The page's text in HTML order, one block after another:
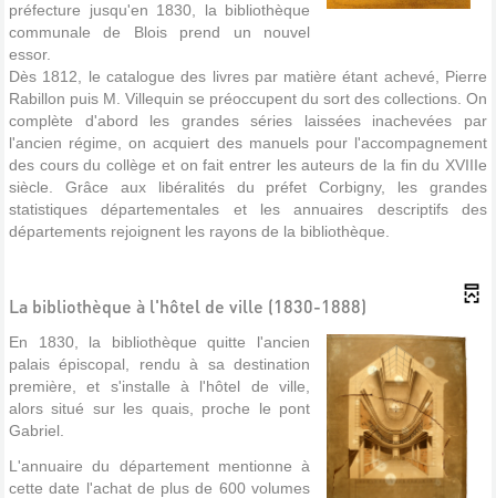
préfecture jusqu'en 1830, la bibliothèque
communale de Blois prend un nouvel
essor.
Dès 1812, le catalogue des livres par matière étant achevé, Pierre
Rabillon puis M. Villequin se préoccupent du sort des collections. On
complète d'abord les grandes séries laissées inachevées par
l'ancien régime, on acquiert des manuels pour l'accompagnement
des cours du collège et on fait entrer les auteurs de la fin du XVIIIe
siècle. Grâce aux libéralités du préfet Corbigny, les grandes
statistiques départementales et les annuaires descriptifs des
départements rejoignent les rayons de la bibliothèque.
La bibliothèque à l'hôtel de ville (1830-1888)
En 1830, la bibliothèque quitte l'ancien
palais épiscopal, rendu à sa destination
première, et s'installe à l'hôtel de ville,
alors situé sur les quais, proche le pont
Gabriel.
L'annuaire du département mentionne à
cette date l'achat de plus de 600 volumes